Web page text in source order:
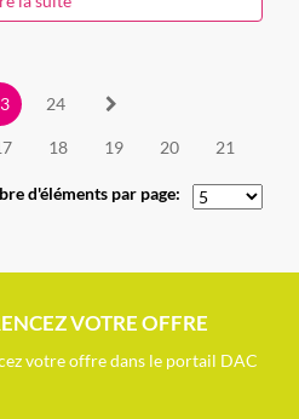
d'éléments par page:
18 19 20 21
24
VOTRE OFFRE
votre offre dans le portail DAC